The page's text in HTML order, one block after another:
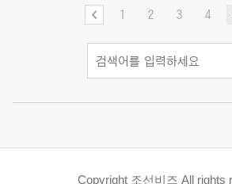
1 2 3 4
Copyright 조선비즈 All rights